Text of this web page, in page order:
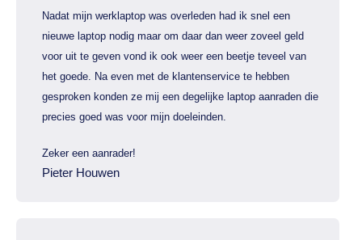
Nadat mijn werklaptop was overleden had ik snel een
nieuwe laptop nodig maar om daar dan weer zoveel geld
voor uit te geven vond ik ook weer een beetje teveel van
het goede. Na even met de klantenservice te hebben
gesproken konden ze mij een degelijke laptop aanraden die
precies goed was voor mijn doeleinden.
Zeker een aanrader!
Pieter Houwen